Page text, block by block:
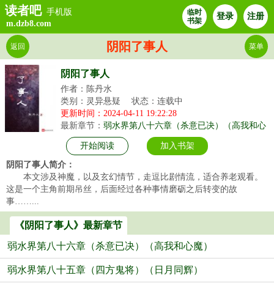
读者吧 手机版
m.dzb8.com
临时
书架
登录 注册
阴阳了事人
返回 菜单
阴阳了事人
作者：陈丹水
类别：灵异悬疑
状态：连载中
更新时间：2024-04-11 19:22:28
最新章节： 弱水界第八十六章（杀意已决）（高我和心
魔）
开始阅读
加入书架
阴阳了事人简介：
本文涉及神魔，以及玄幻情节，走逗比剧情流，适合养老观看。
这是一个主角前期吊丝，后面经过各种事情磨砺之后转变的故
事……...
《阴阳了事人》最新章节
弱水界第八十六章（杀意已决）（高我和心魔）
弱水界第八十五章（四方鬼将）（日月同辉）